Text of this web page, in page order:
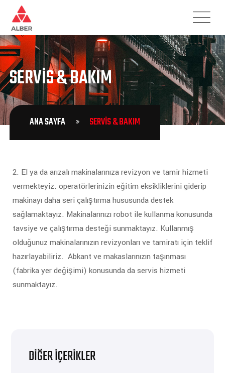
SERVIS & BAKIM
ANA SAYFA SERVIS & BAKIM
2. El ya da arızalı makinalarınıza revizyon ve tamir hizmeti
vermekteyiz. operatörlerinizin eğitim eksikliklerini giderip
makinayı daha seri çalıştırma hususunda destek
sağlamaktayız. Makinalarınızı robot ile kullanma konusunda
tavsiye ve çalıştırma desteği sunmaktayız. Kullanmış
olduğunuz makinalarınızın revizyonları ve tamiratı için teklif
hazırlayabiliriz. Abkant ve makaslarınızın taşınması
(fabrika yer değişimi) konusunda da servis hizmeti
sunmaktayız.
DIĞER İÇERIKLER